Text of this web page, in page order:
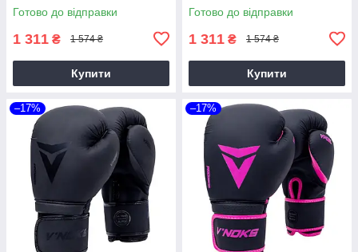
Готово до відправки
1 311 ₴ 1 574 ₴
Купити
Готово до відправки
1 311 ₴ 1 574 ₴
Купити
–17% –17%